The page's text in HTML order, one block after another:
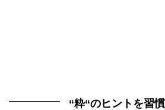
“粋“のヒントを習